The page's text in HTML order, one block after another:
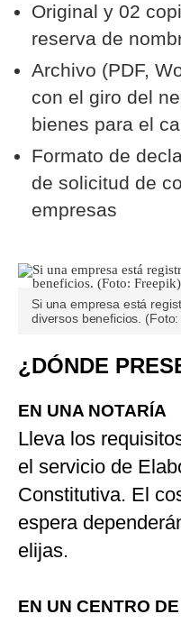
Original y 02
reserva de
Archivo (PDF,
con el giro del
bienes para el
Formato de
de solicitud de
empresas
Si una empresa está
diversos beneficios.
¿DÓNDE
EN UNA NOTARÍA
Lleva los
el servicio de
Constitutiva. El
espera
elijas.
EN UN CENTRO